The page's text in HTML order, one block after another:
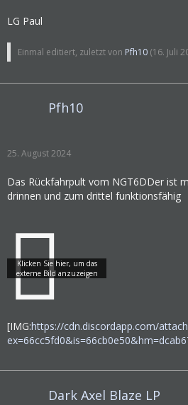
LG Paul
Einmal editiert, zuletzt von Pfh10 (16. Juli
Pfh10
25. August 2024
Das Rückfahrpult vom NGT6DDer ist
drinnen und zum drittel funktionsfähig
[IMG:https://cdn.discordapp.com/
Dark Axel Blaze LP